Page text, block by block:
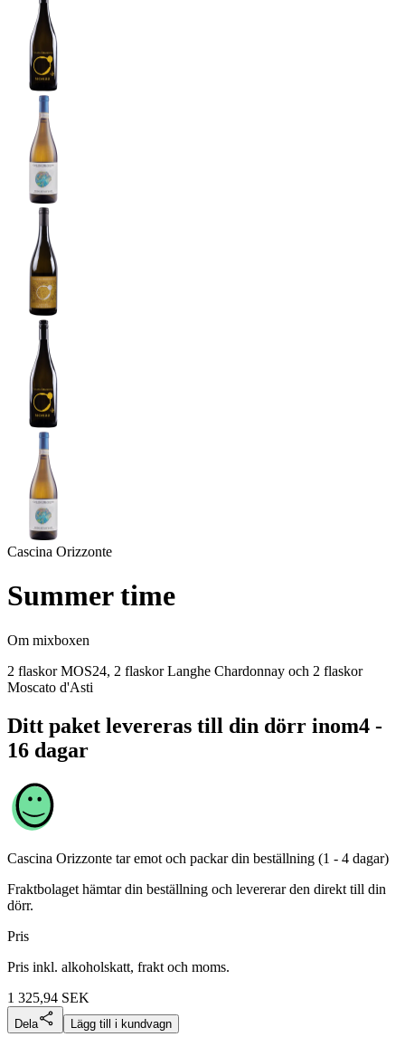
Cascina Orizzonte
Summer time
Om mixboxen
2 flaskor MOS24, 2 flaskor Langhe Chardonnay och 2 flaskor
Moscato d'Asti
Ditt paket levereras till din dörr inom4 -
16 dagar
Cascina Orizzonte tar emot och packar din beställning (1 - 4 dagar)
Fraktbolaget hämtar din beställning och levererar den direkt till din
dörr.
Pris
Pris inkl. alkoholskatt, frakt och moms.
1 325,94 SEK
Dela Lägg till i kundvagn